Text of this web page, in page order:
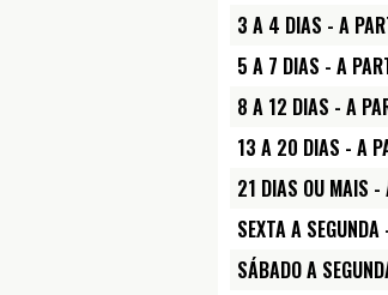
3 A 4 DIAS - A
5 A 7 DIAS - A
8 A 12 DIAS - A
13 A 20 DIAS - A
21 DIAS OU MAIS -
SEXTA A
SÁBADO A